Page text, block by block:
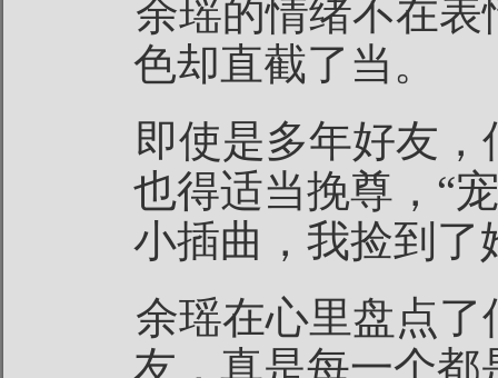
余瑶的情绪不在
色却直截了当。
即使是多年好友
也得适当挽尊，“
小插曲，我捡到了
余瑶在心里盘点
友，真是每一个都